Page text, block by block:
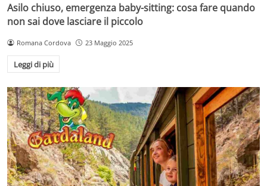
Asilo chiuso, emergenza baby-sitting: cosa fare quando
non sai dove lasciare il piccolo
Romana Cordova 23 Maggio 2025
Leggi di più